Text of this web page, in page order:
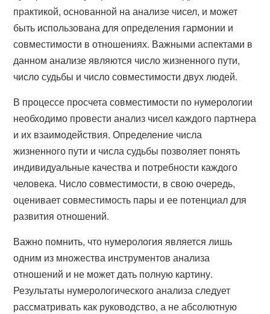
практикой, основанной на анализе чисел, и может
быть использована для определения гармонии и
совместимости в отношениях. Важными аспектами в
данном анализе являются число жизненного пути,
число судьбы и число совместимости двух людей.
В процессе просчета совместимости по нумерологии
необходимо провести анализ чисел каждого партнера
и их взаимодействия. Определение числа
жизненного пути и числа судьбы позволяет понять
индивидуальные качества и потребности каждого
человека. Число совместимости, в свою очередь,
оценивает совместимость пары и ее потенциал для
развития отношений.
Важно помнить, что нумерология является лишь
одним из множества инструментов анализа
отношений и не может дать полную картину.
Результаты нумерологического анализа следует
рассматривать как руководство, а не абсолютную